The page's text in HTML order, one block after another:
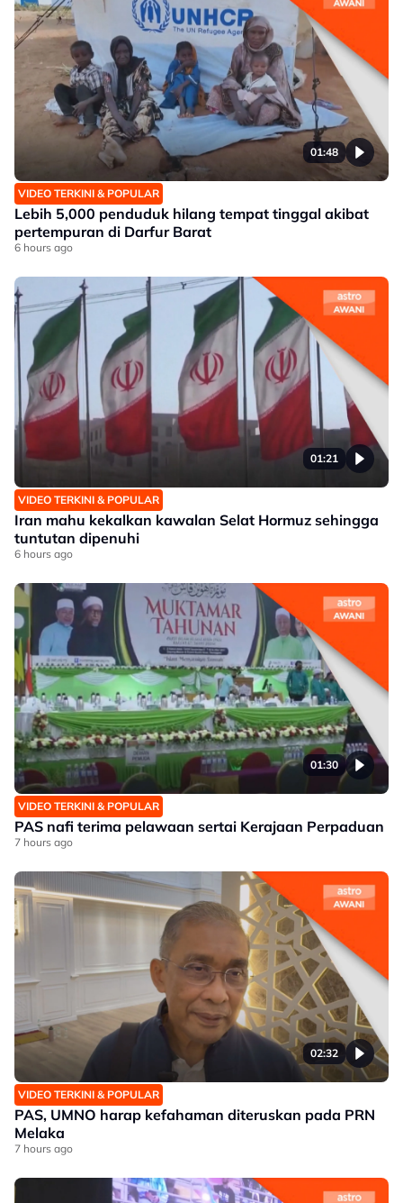
01:48
VIDEO TERKINI & POPULAR
Lebih 5,000 penduduk hilang tempat tinggal akibat
pertempuran di Darfur Barat
6 hours ago
01:21
VIDEO TERKINI & POPULAR
Iran mahu kekalkan kawalan Selat Hormuz sehingga
tuntutan dipenuhi
6 hours ago
01:30
VIDEO TERKINI & POPULAR
PAS nafi terima pelawaan sertai Kerajaan Perpaduan
7 hours ago
02:32
VIDEO TERKINI & POPULAR
PAS, UMNO harap kefahaman diteruskan pada PRN
Melaka
7 hours ago